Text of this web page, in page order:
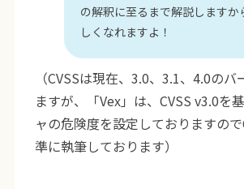
の解釈に至るまで解説しますか
しくなれますよ！
（CVSSは現在、3.0、3.1、4.0の
ますが、「Vex」は、CVSS v3.0を
ャの危険度を設定しておりますの
準に執筆しております）